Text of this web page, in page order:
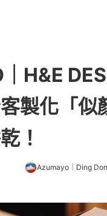
｜H&E
製化「
！
Azumayo｜Ding